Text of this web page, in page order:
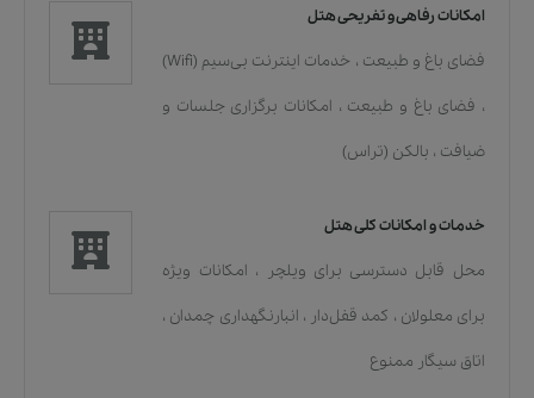
امکانات رفاهی و تفریحی هتل
فضای باغ و طبیعت ، خدمات اينترنت بی‌سیم (Wifi)
، فضای باغ و طبیعت ، امکانات برگزاری جلسات و
ضیافت ، بالکن (تراس)
خدمات و امکانات کلی هتل
محل قابل دسترسی برای ویلچر ، امکانات ویژه
برای معلولان ، کمد قفل‌دار ، انبارنگهداری چمدان ،
اتاق سیگار ممنوع